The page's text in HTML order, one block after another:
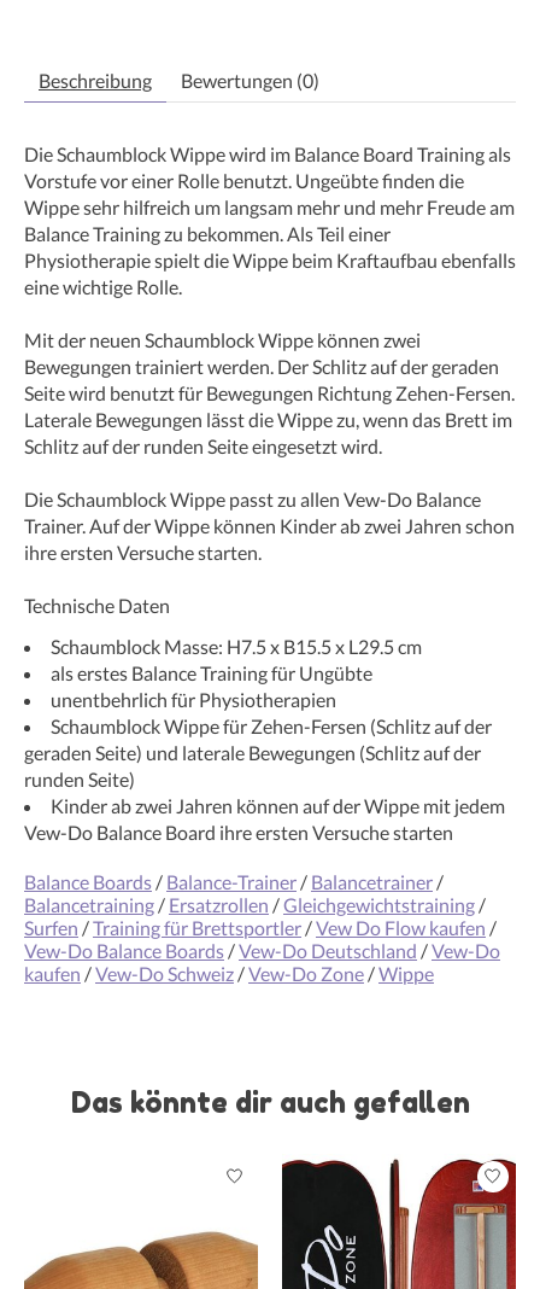
Beschreibung Bewertungen (0)
Die Schaumblock Wippe wird im Balance Board Training als
Vorstufe vor einer Rolle benutzt. Ungeübte finden die
Wippe sehr hilfreich um langsam mehr und mehr Freude am
Balance Training zu bekommen. Als Teil einer
Physiotherapie spielt die Wippe beim Kraftaufbau ebenfalls
eine wichtige Rolle.
Mit der neuen Schaumblock Wippe können zwei
Bewegungen trainiert werden. Der Schlitz auf der geraden
Seite wird benutzt für Bewegungen Richtung Zehen-Fersen.
Laterale Bewegungen lässt die Wippe zu, wenn das Brett im
Schlitz auf der runden Seite eingesetzt wird.
Die Schaumblock Wippe passt zu allen Vew-Do Balance
Trainer. Auf der Wippe können Kinder ab zwei Jahren schon
ihre ersten Versuche starten.
Technische Daten
Schaumblock Masse: H7.5 x B15.5 x L29.5 cm
als erstes Balance Training für Ungübte
unentbehrlich für Physiotherapien
Schaumblock Wippe für Zehen-Fersen (Schlitz auf der
geraden Seite) und laterale Bewegungen (Schlitz auf der
runden Seite)
Kinder ab zwei Jahren können auf der Wippe mit jedem
Vew-Do Balance Board ihre ersten Versuche starten
Balance Boards / Balance-Trainer / Balancetrainer /
Balancetraining / Ersatzrollen /Gleichgewichtstraining /
Surfen /Training für Brettsportler /Vew Do Flow kaufen /
Vew-Do Balance Boards /Vew-Do Deutschland /Vew-Do
kaufen /Vew-Do Schweiz /Vew-Do Zone /Wippe
Das könnte dir auch gefallen
Produkt-Karussell-Artikel